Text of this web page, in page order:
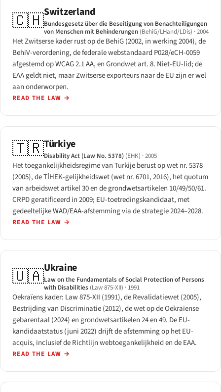
🇨🇭Switzerland
Bundesgesetz über die Beseitigung von Benachteiligungen
von Menschen mit Behinderungen (BehiG/LHand/LDis) · 2004
Het Zwitserse kader rust op de BehiG (2002, in werking 2004), de
BehiV-verordening, de federale webstandaard P028/eCH-0059
afgestemd op WCAG 2.1 AA, en Grondwet art. 8. Niet-EU-lid; de
EAA geldt niet, maar Zwitserse exporteurs naar de EU zijn er wel
aan onderworpen.
READ THE LAW →
🇹🇷Türkiye
Disability Act (Law No. 5378) (EHK) · 2005
Het toegankelijkheidsregime van Turkije berust op wet nr. 5378
(2005), de TİHEK-gelijkheidswet (wet nr. 6701, 2016), het quotum
van arbeidswet artikel 30 en de grondwetsartikelen 10/49/50/61.
CRPD geratificeerd in 2009; EU-toetredingskandidaat, met
gedeeltelijke WAD/EAA-afstemming via de strategie 2024–2028.
READ THE LAW →
🇺🇦Ukraine
Law on the Fundamentals of Social Protection of Persons
with Disabilities (Law 875-XII) · 1991
Oekraïens kader: Law 875-XII (1991), de Revalidatiewet (2005),
Bestrijding van Discriminatie (2012), de wet op de Oekraïense
gebarentaal (2024) en grondwetsartikelen 24 en 49. De EU-
kandidaatstatus (juni 2022) drijft de afstemming op het EU-
acquis, inclusief de Richtlijn webtoegankelijkheid en de EAA.
READ THE LAW →